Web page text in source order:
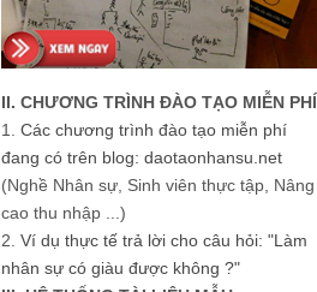
II. CHƯƠNG TRÌNH ĐÀO TẠO MIỄN PHÍ
1. Các chương trình đào tạo miễn phí
đang có trên blog: daotaonhansu.net
(Nghề Nhân sự, Sinh viên thực tập, Nâng
cao thu nhập ...)
2. Ví dụ thực tế trả lời cho câu hỏi: "Làm
nhân sự có giàu được không ?"